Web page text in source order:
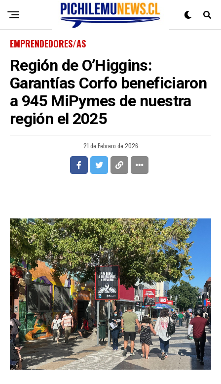
EMPRENDEDORES/AS
Región de O’Higgins:
Garantías Corfo beneficiaron
a 945 MiPymes de nuestra
región el 2025
21 de Febrero de 2026